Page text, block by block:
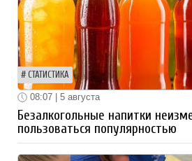
СТАТИСТИКА
08:07 | 5 августа
Безалкогольные напитки
пользоваться популярностью